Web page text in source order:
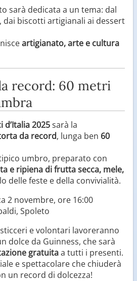
sarà dedicata a un tema: dal
dai biscotti artigianali ai dessert
artigianato, arte e cultura
record: 60 metri
d’Italia 2025sarà la
da record, lunga ben 60
umbro, preparato con
e ripiena di frutta secca, mele,
delle feste e della convivialità.
2 novembre, ore 16:00
Spoleto
e volontari lavoreranno
dolce da Guinness, che sarà
gratuitaa tutti i presenti.
e spettacolare che chiuderà
un record di dolcezza!